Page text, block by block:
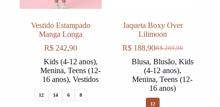
Vestido Estampado
Manga Longa
R$ 242,90
Kids (4-12 anos),
Menina,Teens (12-
16 anos),Vestidos
12 14 6 8
Jaqueta Boxy Over
Lilimoon
R$269,90
O
preço
original
era:
R$ 269,90.
R$188,90O
preço
atual
é:
R$ 188,90.
Blusa, Blusão, Kids
(4-12 anos),
Menina,Teens (12-
16 anos)
12